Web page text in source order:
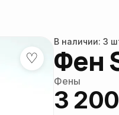
♡
В наличии: 3
Фен
Фены
3